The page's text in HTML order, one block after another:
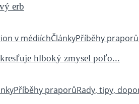
erb
v médiíchČlánkyPříběhy praporů
hlboký zmysel poľo...
Příběhy praporůRady, tipy,